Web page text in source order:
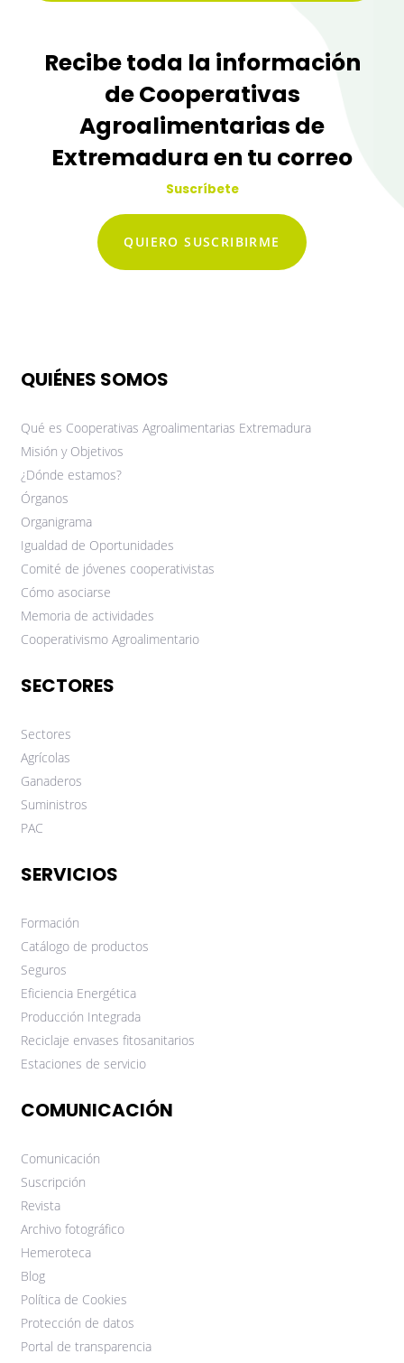
Recibe toda la información
de Cooperativas
Agroalimentarias de
Extremadura en tu correo
Suscríbete
QUIERO SUSCRIBIRME
QUIÉNES SOMOS
Qué es Cooperativas Agroalimentarias Extremadura
Misión y Objetivos
¿Dónde estamos?
Órganos
Organigrama
Igualdad de Oportunidades
Comité de jóvenes cooperativistas
Cómo asociarse
Memoria de actividades
Cooperativismo Agroalimentario
SECTORES
Sectores
Agrícolas
Ganaderos
Suministros
PAC
SERVICIOS
Formación
Catálogo de productos
Seguros
Eficiencia Energética
Producción Integrada
Reciclaje envases fitosanitarios
Estaciones de servicio
COMUNICACIÓN
Comunicación
Suscripción
Revista
Archivo fotográfico
Hemeroteca
Blog
Política de Cookies
Protección de datos
Portal de transparencia